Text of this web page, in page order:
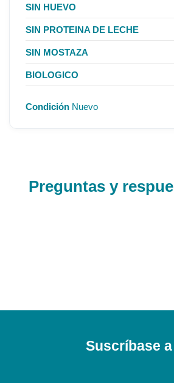
SIN HUEVO
SIN PROTEINA DE LECHE
SIN MOSTAZA
BIOLOGICO
Condición Nuevo
Preguntas y
Suscríbase